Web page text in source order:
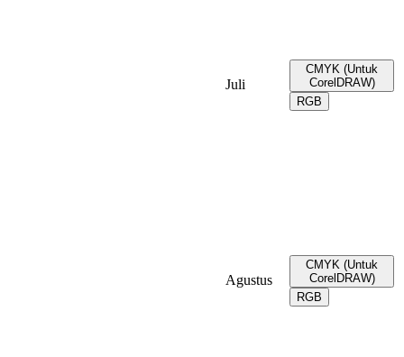
Juli
CMYK (Untuk
CorelDRAW)
RGB
Agustus
CMYK (Untuk
CorelDRAW)
RGB